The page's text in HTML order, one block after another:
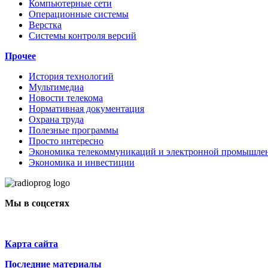
Компьютерные сети
Операционные системы
Верстка
Системы контроля версий
Прочее
История технологий
Мультимедиа
Новости телекома
Нормативная документация
Охрана труда
Полезные программы
Просто интересно
Экономика телекоммуникаций и электронной
Экономика и инвестиции
Мы в соцсетях
Карта сайта
Последние материалы